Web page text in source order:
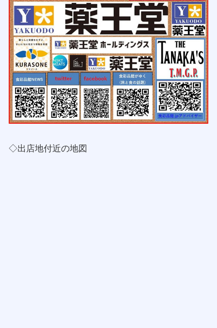
◇出店地付近の地図